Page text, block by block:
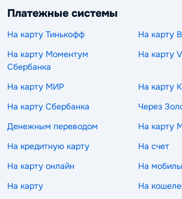
Платежные системы
На карту Тинькофф
На карту
На карту Моментум
Сбербанка
На карту
На карту МИР
На карту
На карту Сбербанка
Через
Денежным переводом
На карту
На кредитную карту
На счет
На карту онлайн
На
На карту
На